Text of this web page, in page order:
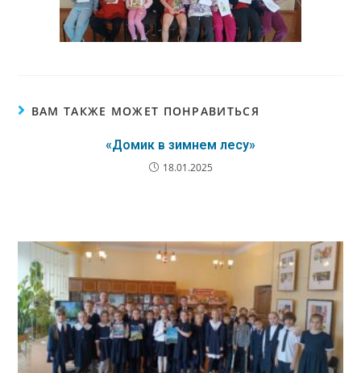
ВАМ ТАКЖЕ МОЖЕТ ПОНРАВИТЬСЯ
«Домик в зимнем лесу»
18.01.2025